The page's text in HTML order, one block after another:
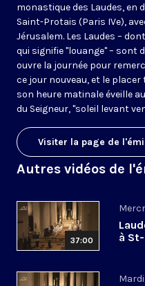
monastique des Laudes, en
Saint-Protais (Paris IVe),
Jérusalem. Les Laudes –
qui signifie "louange" – sont
ouvre la journée pour
ce jour nouveau, et le
son heure matinale éveille
du Seigneur, "soleil levant
Visiter la page de
Autres vidéos de
37:00
à